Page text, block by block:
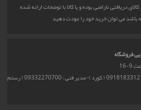
دریافتی ناراضی بوده و یا کالا با توضحات ارائه شده
باشد می توان خرید خود را عودت دهید
فروشگاه
16
مدیر فروش : 09181833121 ( کورد )-مدیر فنی : 09332270700 ( رستم